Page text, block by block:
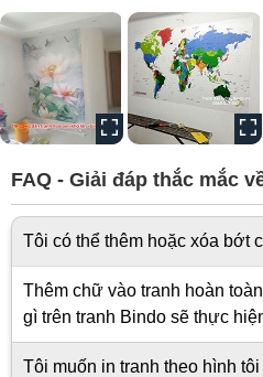
FAQ - Giải đáp thắc mắc
Tôi có thể thêm hoặc xóa bớt
Thêm chữ vào tranh hoàn
gì trên tranh Bindo sẽ thực
Tôi muốn in tranh theo hình